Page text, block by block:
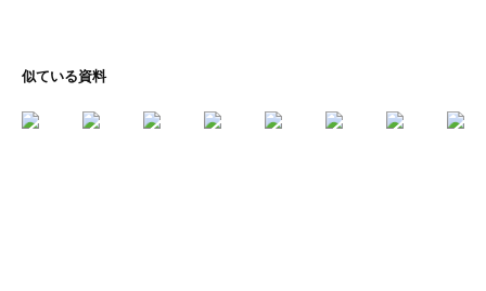
似ている資料